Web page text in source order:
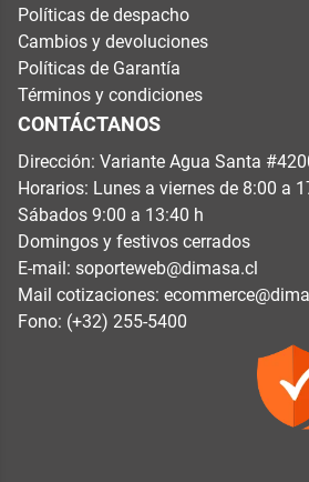
Políticas de despacho
Cambios y devoluciones
Políticas de Garantía
Términos y condiciones
CONTÁCTANOS
Dirección: Variante Agua Santa
Horarios: Lunes a viernes de 8:00 a
Sábados 9:00 a 13:40 h
Domingos y festivos cerrados
E-mail: soporteweb@dimasa.cl
Mail cotizaciones:
Fono: (+32) 255-5400